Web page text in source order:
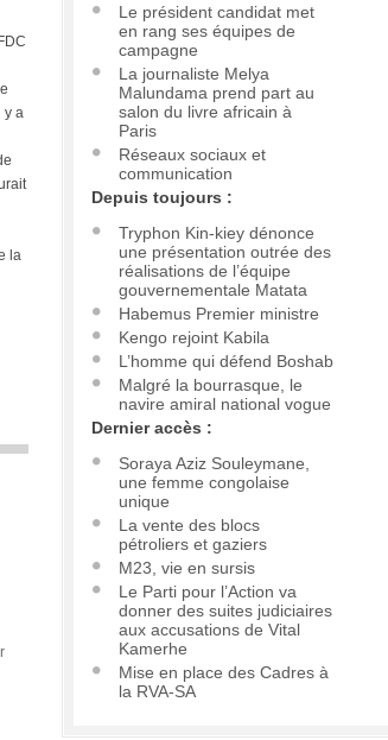
y a
la
Le président candidat met
en rang ses équipes de
campagne
La journaliste Melya
Malundama prend part au
salon du livre africain à
Paris
Réseaux sociaux et
communication
Depuis toujours :
Tryphon Kin-kiey dénonce
une présentation outrée des
réalisations de l’équipe
gouvernementale Matata
Habemus Premier ministre
Kengo rejoint Kabila
L’homme qui défend Boshab
Malgré la bourrasque, le
navire amiral national vogue
Dernier accès :
Soraya Aziz Souleymane,
une femme congolaise
unique
La vente des blocs
pétroliers et gaziers
M23, vie en sursis
Le Parti pour l’Action va
donner des suites judiciaires
aux accusations de Vital
Kamerhe
Mise en place des Cadres à
la RVA-SA